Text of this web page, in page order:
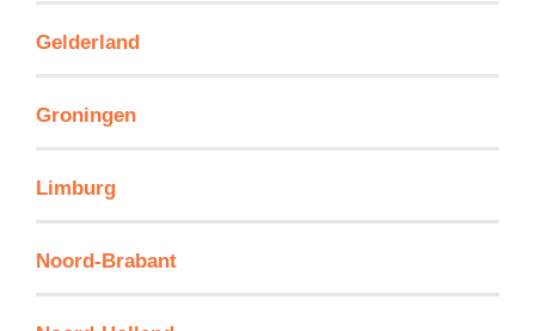
Gelderland
Groningen
Limburg
Noord-Brabant